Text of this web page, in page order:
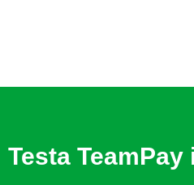
Testa TeamPay